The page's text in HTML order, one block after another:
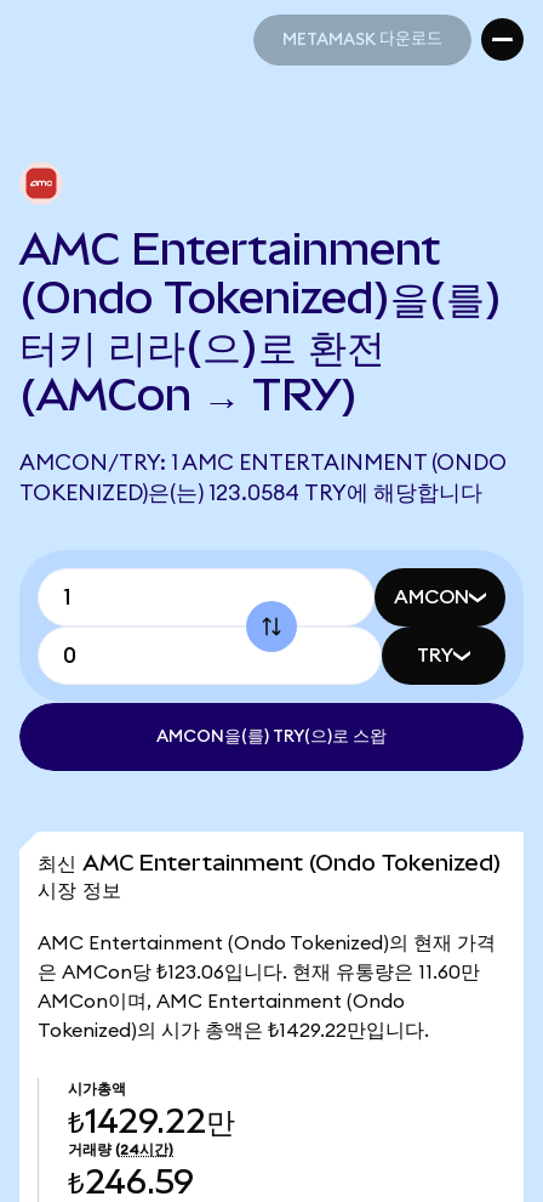
METAMASK 다운로드
AMC Entertainment
(Ondo Tokenized)을(를)
터키 리라(으)로 환전
(AMCon → TRY)
AMCON/TRY: 1 AMC ENTERTAINMENT (ONDO
TOKENIZED)은(는) 123.0584 TRY에 해당합니다
AMCON
TRY
AMCON을(를) TRY(으)로 스왑
최신 AMC Entertainment (Ondo Tokenized)
시장 정보
AMC Entertainment (Ondo Tokenized)의 현재 가격
은 AMCon당 ₺123.06입니다. 현재 유통량은 11.60만
AMCon이며, AMC Entertainment (Ondo
Tokenized)의 시가 총액은 ₺1429.22만입니다.
시가총액
₺1429.22만
거래량 (24시간)
₺246.59